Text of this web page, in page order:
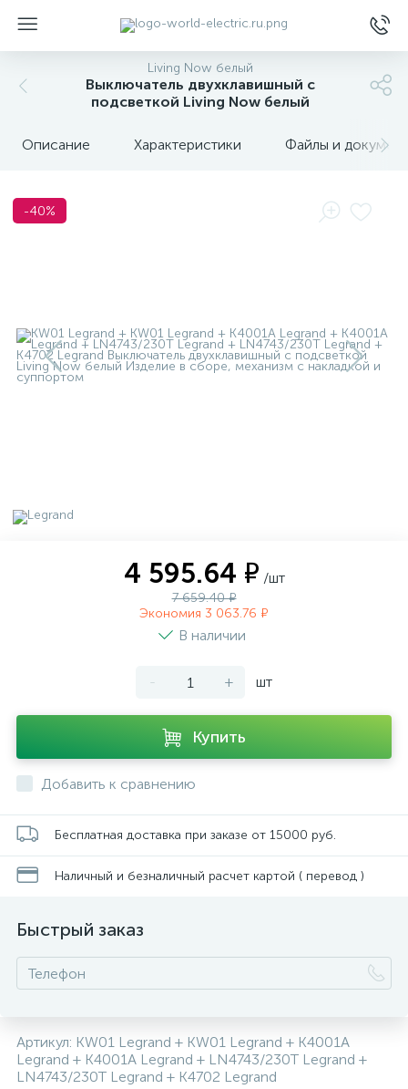
Living Now белый
Выключатель двухклавишный с
подсветкой Living Now белый
Описание Характеристики Файлы и
-40%
4 595.64 ₽ /шт
7 659.40 ₽
Экономия 3 063.76 ₽
В наличии
- + шт
Купить
Добавить к сравнению
Бесплатная доставка при заказе от 15000 руб.
Наличный и безналичный расчет картой ( перевод )
Быстрый заказ
Артикул: KW01 Legrand + KW01 Legrand + K4001A
Legrand + K4001A Legrand + LN4743/230T Legrand +
LN4743/230T Legrand + K4702 Legrand